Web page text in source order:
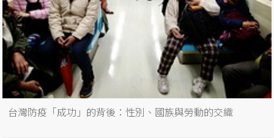
台灣防疫「成功」的背後：性別、國族與勞動的交織